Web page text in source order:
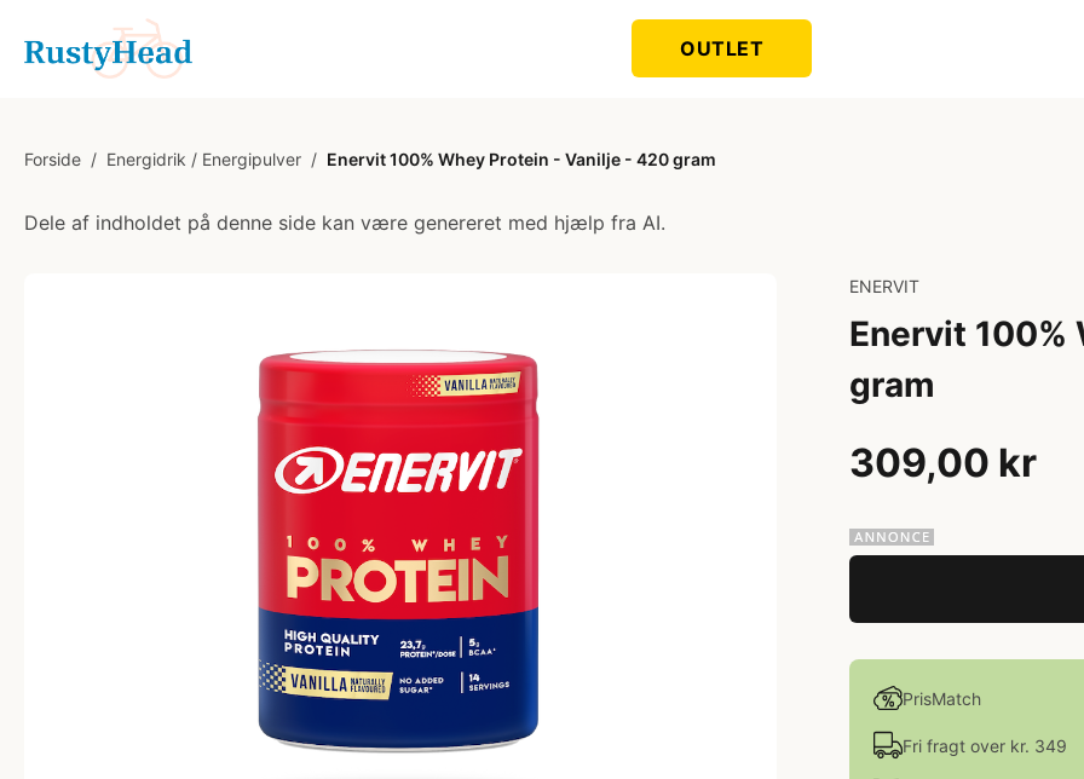
OUTLET
Forside / Energidrik / Energipulver / Enervit 100% Whey Protein - Vanilje - 420 gram
Dele af indholdet på denne side kan være genereret med hjælp fra AI.
ENERVIT
Enervit 100%
gram
309,00 kr
PrisMatch
Fri fragt over kr. 349